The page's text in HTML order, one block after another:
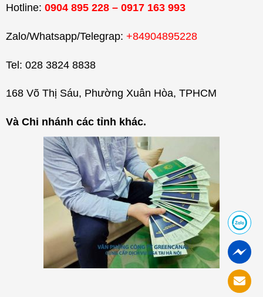
Hotline: 0904 895 228 – 0917 163 993
Zalo/Whatsapp/Telegrap: +84904895228
Tel: 028 3824 8838
168 Võ Thị Sáu, Phường Xuân Hòa, TPHCM
Và Chi nhánh các tỉnh khác.